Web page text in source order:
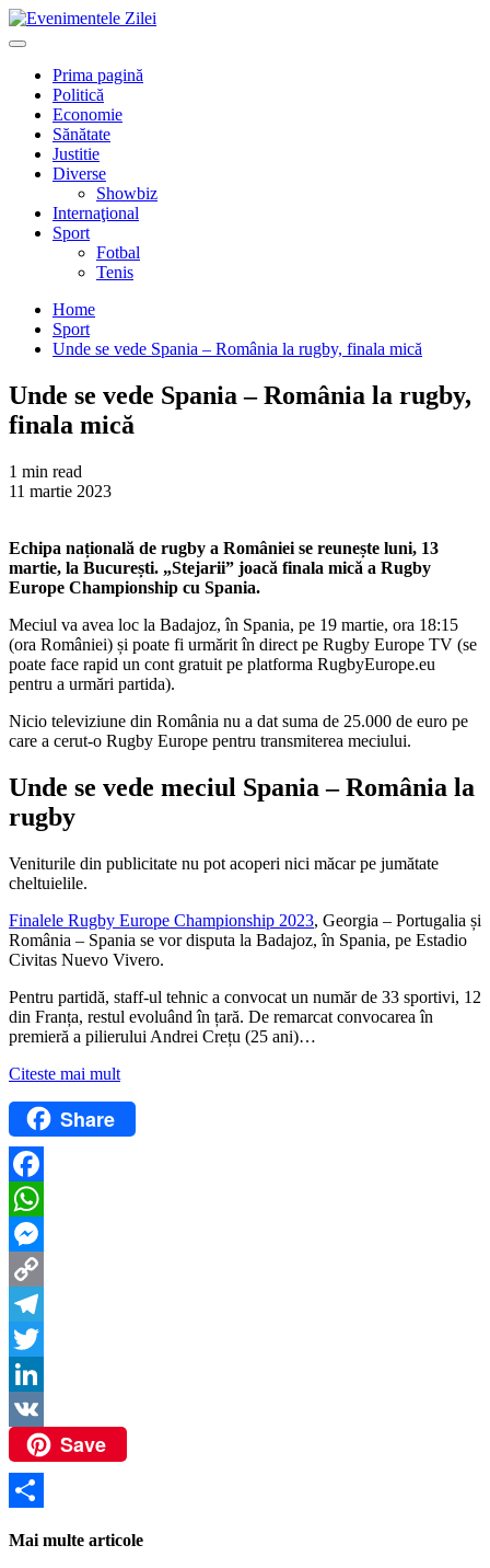
Mergi
la
Primary
Prima pagină
Politică
Economie
Sănătate
Justitie
Diverse
Showbiz
Internaţional
Sport
Fotbal
Tenis
Home
Sport
Unde se vede Spania – România la rugby, finala mică
Unde se vede Spania – România la rugby,
finala mică
1 min read
11 martie 2023
Echipa națională de rugby a României se reunește luni, 13
martie, la București. „Stejarii” joacă finala mică a Rugby
Europe Championship cu Spania.
Meciul va avea loc la Badajoz, în Spania, pe 19 martie, ora 18:15
(ora României) și poate fi urmărit în direct pe Rugby Europe TV (se
poate face rapid un cont gratuit pe platforma RugbyEurope.eu
pentru a urmări partida).
Nicio televiziune din România nu a dat suma de 25.000 de euro pe
care a cerut-o Rugby Europe pentru transmiterea meciului.
Unde se vede meciul Spania – România la
rugby
Veniturile din publicitate nu pot acoperi nici măcar pe jumătate
cheltuielile.
Finalele Rugby Europe Championship 2023, Georgia – Portugalia și
România – Spania se vor disputa la Badajoz, în Spania, pe Estadio
Civitas Nuevo Vivero.
Pentru partidă, staff-ul tehnic a convocat un număr de 33 sportivi, 12
din Franța, restul evoluând în țară. De remarcat convocarea în
premieră a pilierului Andrei Crețu (25 ani)…
Citeste mai mult
Share
Facebook
WhatsApp
Messenger
Copy
Link
Telegram
Twitter
LinkedIn
VK
Save
Mai multe articole